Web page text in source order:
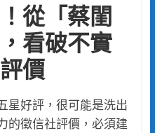
從「蔡閨
看破不實
價
星好評，很可能是洗出
的徵信社評價，必須建